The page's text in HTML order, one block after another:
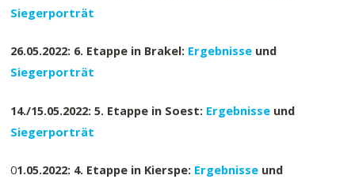
Siegerporträt
26.05.2022: 6. Etappe in Brakel: Ergebnisse und
Siegerporträt
14./15.05.2022: 5. Etappe in Soest: Ergebnisse und
Siegerporträt
01.05.2022: 4. Etappe in Kierspe: Ergebnisse und